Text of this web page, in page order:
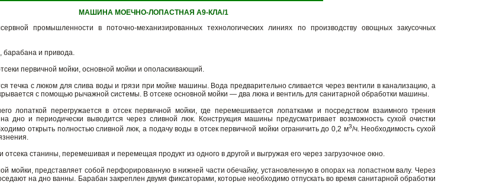
МАШИНА МОЕЧНО-ЛОПАСТНАЯ А9-КЛА/1
промышленности в поточно-механизированных технологических линиях по производству овощных закусочных
барабана и привода.
первичной мойки, основной мойки и ополаскивающий.
течка с люком для слива воды и грязи при мойке машины. Вода предварительно сливается через вентили в канализацию, а
с помощью рычажной системы. В отсеке основной мойки — два люка и вентиль для санитарной обработки машины.
лопаткой перегружается в отсек первичной мойки, где перемешивается лопатками и посредством взаимного трения
дно и периодически выводится через сливной люк. Конструкция машины предусматривает возможность сухой очистки
открыть полностью сливной люк, а подачу воды в отсек первичной мойки ограничить до 0,2 м3/ч. Необходимость сухой
отсека станины, перемешивая и перемещая продукт из одного в другой и выгружая его через загрузочное окно.
мойки, представляет собой перфорированную в нижней части обечайку, установленную в опорах на лопастном валу. Через
на дно ванны. Барабан закреплен двумя фиксаторами, которые необходимо отпускать во время санитарной обработки